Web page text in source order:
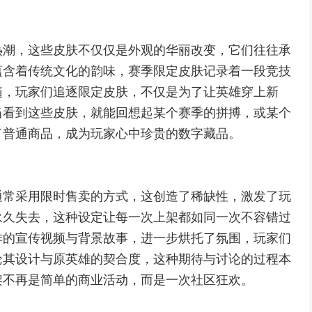
，这些皮肤不仅仅是外观的华丽改变，它们往往承
着传统文化的韵味，赛季限定皮肤记录着一段竞技
玩家们追逐限定皮肤，不仅是为了让英雄穿上新
到这些皮肤，就能回想起某个赛季的拼搏，或某个
通商品，成为玩家心中珍贵的数字藏品。
采用限时售卖的方式，这创造了稀缺性，激发了玩
失去，这种设定让每一次上架都如同一次不容错过
宣传视频与背景故事，进一步烘托了氛围，玩家们
设计与原英雄的契合度，这种期待与讨论的过程本
再是简单的商业活动，而是一次社区狂欢。